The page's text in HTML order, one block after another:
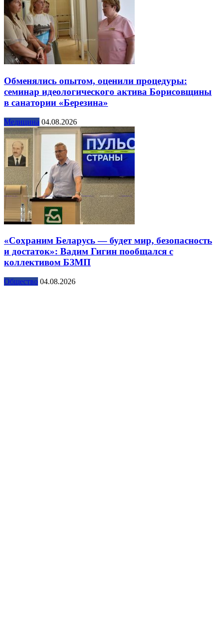
Обменялись опытом, оценили процедуры:
семинар идеологического актива Борисовщины
в санатории «Березина»
Медицина 04.08.2026
«Сохраним Беларусь — будет мир, безопасность
и достаток»: Вадим Гигин пообщался с
коллективом БЗМП
Общество 04.08.2026